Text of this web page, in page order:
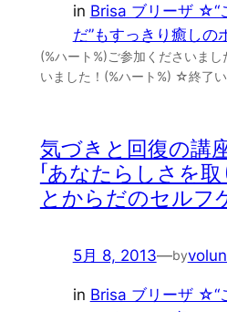
in Brisa ブリーザ ☆“
だ”もすっきり癒しの
(%ハート%)ご参加くださいま
いました！(%ハート%) ☆終了
気づきと回復の講
「あなたらしさを
とからだのセルフ
5月 8, 2013—by
in Brisa ブリーザ ☆“